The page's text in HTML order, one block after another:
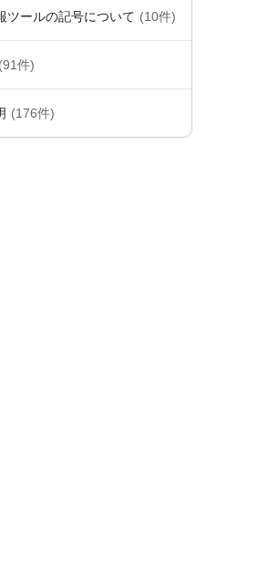
ツールの記号について (10件)
(91件)
(176件)